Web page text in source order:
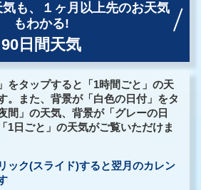
も、
１ヶ月以上先のお天気
もわかる!
90日間天気
をタップすると「1時間ごと」の天
。また、背景が「白色の日付」をタ
間」の天気、背景が「グレーの日
1日ごと」の天気がご覧いただけま
ック(スライド)すると翌月のカレン